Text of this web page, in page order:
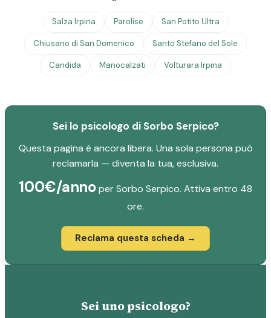
Salza Irpina Parolise San Potito Ultra
Chiusano di San Domenico Santo Stefano del Sole
Candida Manocalzati Volturara Irpina
Sei lo psicologo di Sorbo Serpico?
Questa pagina è ancora libera. Una sola persona può
reclamarla — diventa la tua, esclusiva.
100€/annoper Sorbo Serpico. Attiva entro 48
ore.
Reclama questa scheda →
Sei uno psicologo?